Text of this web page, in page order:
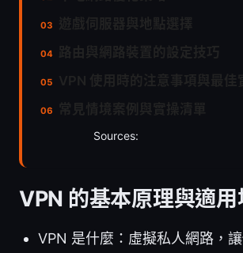
Sources:
VPN 的基本原理與適用
VPN 是什麼：虛擬私人網路，